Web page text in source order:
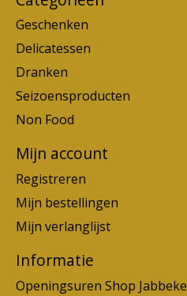
Geschenken
Delicatessen
Dranken
Seizoensproducten
Non Food
Mijn account
Registreren
Mijn bestellingen
Mijn verlanglijst
Informatie
Openingsuren Shop Jabbeke